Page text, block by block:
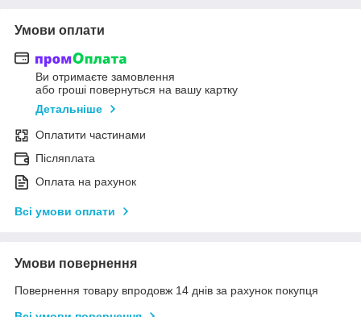
Умови оплати
Ви отримаєте замовлення
або гроші повернуться на вашу картку
Детальніше
Оплатити частинами
Післяплата
Оплата на рахунок
Всі умови оплати
Умови повернення
Повернення товару впродовж 14 днів за рахунок покупця